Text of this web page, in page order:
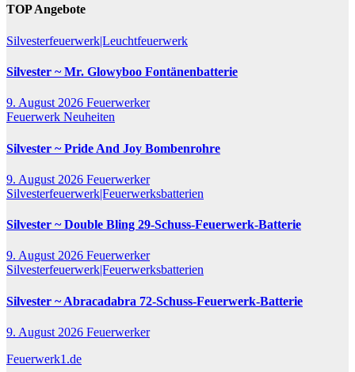
TOP Angebote
Silvesterfeuerwerk|Leuchtfeuerwerk
Silvester ~ Mr. Glowyboo Fontänenbatterie
9. August 2026 Feuerwerker
Feuerwerk Neuheiten
Silvester ~ Pride And Joy Bombenrohre
9. August 2026 Feuerwerker
Silvesterfeuerwerk|Feuerwerksbatterien
Silvester ~ Double Bling 29-Schuss-Feuerwerk-Batterie
9. August 2026 Feuerwerker
Silvesterfeuerwerk|Feuerwerksbatterien
Silvester ~ Abracadabra 72-Schuss-Feuerwerk-Batterie
9. August 2026 Feuerwerker
Feuerwerk1.de